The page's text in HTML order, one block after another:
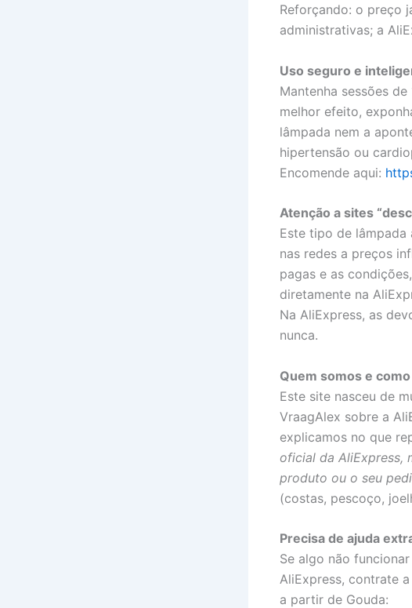
Reforçando: o preço
administrativas; a
Uso seguro e
Mantenha sessões
melhor efeito,
lâmpada nem a
hipertensão ou
Encomende aqui:
Atenção a sites
Este tipo de lâmpada
nas redes a preços
pagas e as
diretamente na
Na AliExpress, as
nunca.
Quem somos e
Este site nasceu de
VraagAlex sobre a
explicamos no que
oficial da AliExpress,
produto ou o seu
(costas, pescoço,
Precisa de ajuda
Se algo não
AliExpress, contrate
a partir de Gouda: